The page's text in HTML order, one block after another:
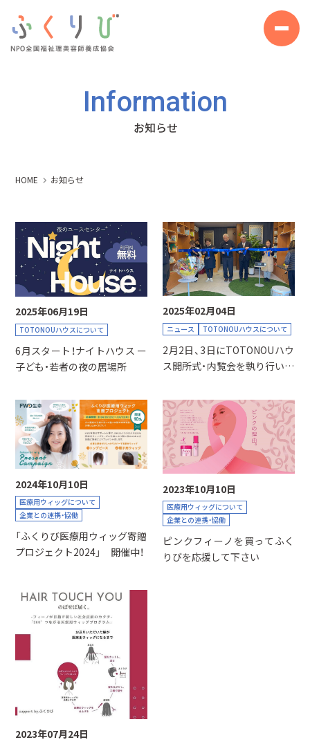
Information
お知らせ
HOME お知らせ
2025年06月19日
TOTONOUハウスについて
6月スタート！ナイトハウス ー
子ども・若者の夜の居場所
2025年02月04日
ニュース TOTONOUハウスについて
2月2日、3日にTOTONOUハウ
ス開所式・内覧会を執り行いま
2024年10月10日
医療用ウィッグについて
企業との連携・協働
「ふくりび医療用ウィッグ寄贈
プロジェクト2024」 開催中！
2023年10月10日
医療用ウィッグについて
企業との連携・協働
ピンクフィーノを買ってふく
りびを応援して下さい
2023年07月24日